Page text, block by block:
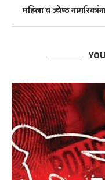
महिला व ज्येष्ठ